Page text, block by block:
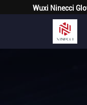
Wuxi Ninecci